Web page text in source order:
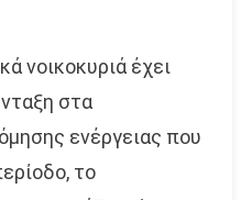
νοικοκυριά έχει
στα
ενέργειας που
το